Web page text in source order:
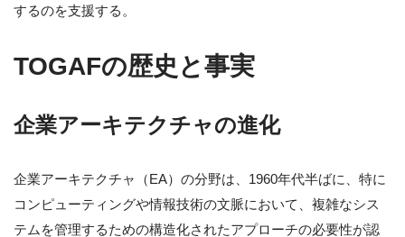
するのを支援する。
TOGAFの歴史と事実
企業アーキテクチャの進化
企業アーキテクチャ（EA）の分野は、1960年代半ばに、特に
コンピューティングや情報技術の文脈において、複雑なシス
テムを管理するための構造化されたアプローチの必要性が認